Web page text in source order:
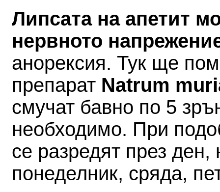
Липсата на апетит
нервното
анорексия. Тук ще
препарат Natrum
смучат бавно по 5
необходимо. При
се разредят през
понеделник, сряда,